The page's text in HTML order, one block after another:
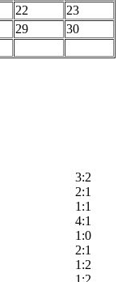
22
23
29
30
3:2
2:1
1:1
4:1
1:0
2:1
1:2